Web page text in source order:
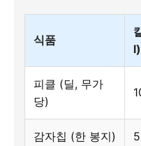
식품
l)
피클 (딜, 무가
당)
감자칩 (한 봉지)